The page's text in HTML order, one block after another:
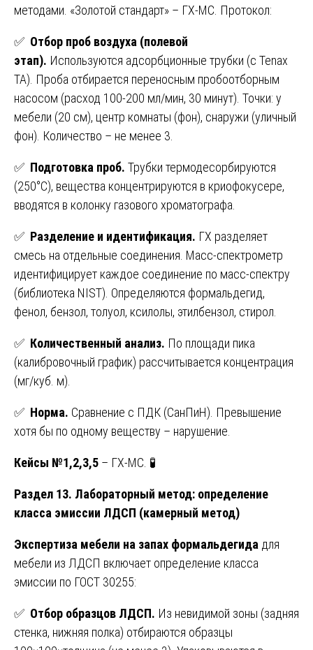
методами. «Золотой стандарт» – ГХ-МС. Протокол:
✅ Отбор проб воздуха (полевой
этап). Используются адсорбционные трубки (с Tenax
TA). Проба отбирается переносным пробоотборным
насосом (расход 100-200 мл/мин, 30 минут). Точки: у
мебели (20 см), центр комнаты (фон), снаружи (уличный
фон). Количество – не менее 3.
✅ Подготовка проб. Трубки термодесорбируются
(250°C), вещества концентрируются в криофокусере,
вводятся в колонку газового хроматографа.
✅ Разделение и идентификация. ГХ разделяет
смесь на отдельные соединения. Масс-спектрометр
идентифицирует каждое соединение по масс-спектру
(библиотека NIST). Определяются формальдегид,
фенол, бензол, толуол, ксилолы, этилбензол, стирол.
✅ Количественный анализ. По площади пика
(калибровочный график) рассчитывается концентрация
(мг/куб. м).
✅ Норма. Сравнение с ПДК (СанПиН). Превышение
хотя бы по одному веществу – нарушение.
Кейсы №1,2,3,5 – ГХ-МС. 🧪
Раздел 13. Лабораторный метод: определение
класса эмиссии ЛДСП (камерный метод)
Экспертиза мебели на запах формальдегида для
мебели из ЛДСП включает определение класса
эмиссии по ГОСТ 30255:
✅ Отбор образцов ЛДСП. Из невидимой зоны (задняя
стенка, нижняя полка) отбираются образцы